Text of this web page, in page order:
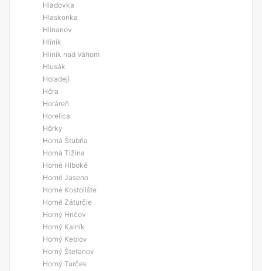
Hladovka
Hlaskonka
Hlinanov
Hliník
Hliník nad Váhom
Hlusák
Holadeji
Hôra
Horáreň
Horelica
Hôrky
Horná Štubňa
Horná Tižina
Horné Hlboké
Horné Jaseno
Horné Kostolište
Horné Záturčie
Horný Hričov
Horný Kalník
Horný Keblov
Horný Štefanov
Horný Turček